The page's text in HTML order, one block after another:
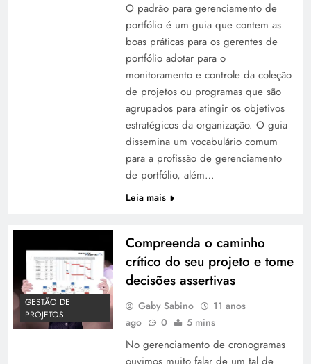
O padrão para gerenciamento de
portfólio é um guia que contem as
boas práticas para os gerentes de
portfólio adotar para o
monitoramento e controle da coleção
de projetos ou programas que são
agrupados para atingir os objetivos
estratégicos da organização. O guia
dissemina um vocabulário comum
para a profissão de gerenciamento
de portfólio, além…
Leia mais
GESTÃO DE
PROJETOS
Compreenda o caminho
crítico do seu projeto e tome
decisões assertivas
Gaby Sabino
11 anos
ago
0 5 mins
No gerenciamento de cronogramas